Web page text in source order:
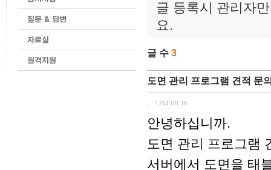
글 등록시 관리자
요.
글 수 3
도면 관리 프로그램 견적 문
. *.214.101.16
안녕하십니까.
도면 관리 프로그램
서버에서 도면을 태